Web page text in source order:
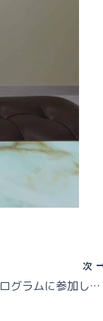
次
未来パスポートプログラムに参加しました